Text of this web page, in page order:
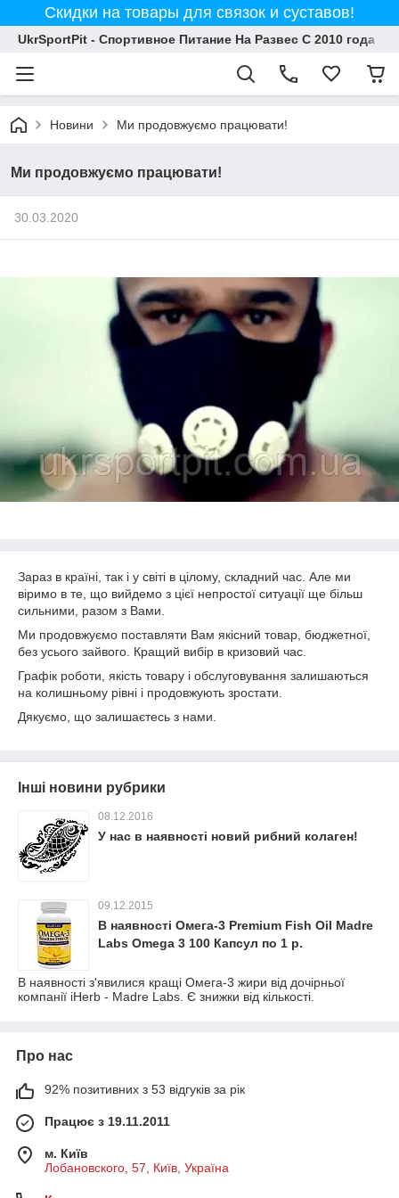
Скидки на товары для связок и суставов!
UkrSportPit - Спортивное Питание На Развес С 2010 года
Новини Ми продовжуємо працювати!
Ми продовжуємо працювати!
30.03.2020
Зараз в країні, так і у світі в цілому, складний час. Але ми
віримо в те, що вийдемо з цієї непростої ситуації ще більш
сильними, разом з Вами.
Ми продовжуємо поставляти Вам якісний товар, бюджетної,
без усього зайвого. Кращий вибір в кризовий час.
Графік роботи, якість товару і обслуговування залишаються
на колишньому рівні і продовжують зростати.
Дякуємо, що залишаєтесь з нами.
Інші новини рубрики
08.12.2016
У нас в наявності новий рибний колаген!
09.12.2015
В наявності Омега-3 Premium Fish Oil Madre
Labs Omega 3 100 Капсул по 1 р.
В наявності з'явилися кращі Омега-3 жири від дочірньої
компанії iHerb - Madre Labs. Є знижки від кількості.
Про нас
92% позитивних з 53 відгуків за рік
Працює з 19.11.2011
м. Київ
Лобановского, 57, Київ, Україна